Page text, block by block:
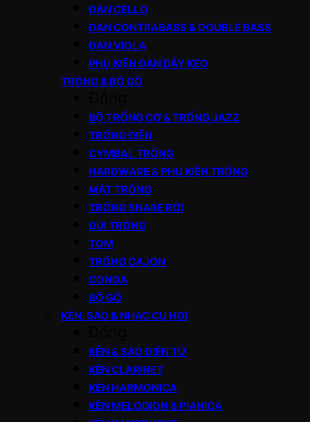
ĐÀN CELLO
ĐÀN CONTRABASS & DOUBLE BASS
ĐÀN VIOLA
PHỤ KIỆN ĐÀN DÂY KÉO
TRỐNG & BỘ GÕ
BỘ TRỐNG CƠ & TRỐNG JAZZ
TRỐNG ĐIỆN
CYMBAL TRỐNG
HARDWARE & PHỤ KIỆN TRỐNG
MẶT TRỐNG
TRỐNG SNARE RỜI
DÙI TRỐNG
TOM
TRỐNG CAJON
CONGA
BỘ GÕ
KÈN, SÁO & NHẠC CỤ HƠI
KÈN & SÁO ĐIỆN TỬ
KÈN CLARINET
KÈN HARMONICA
KÈN MELODION & PIANICA